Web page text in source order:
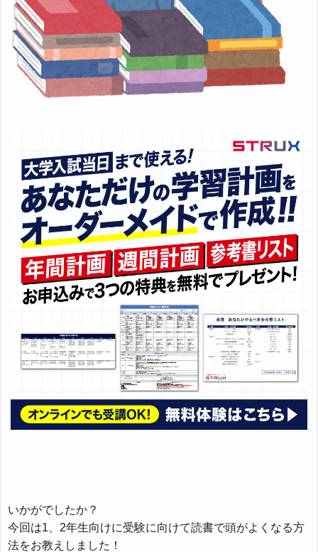
いかがでしたか？
今回は1、2年生向けに受験に向けて読書で頭がよくなる方
法をお教えしました！